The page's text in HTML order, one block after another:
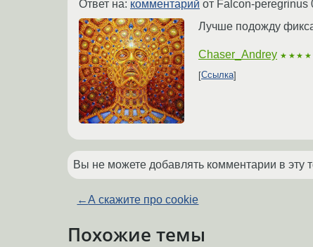
Ответ на: комментарий от Falcon-peregrinus
Лучше подожду
Chaser_Andrey
Ссылка
Вы не можете добавлять комментарии в эту
←А скажите про cookie
Похожие темы